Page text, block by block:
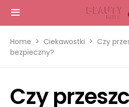
Home Ciekawostki
Czy
bezpieczny?
Czy